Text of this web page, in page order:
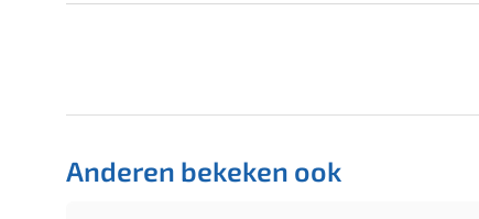
Anderen bekeken ook